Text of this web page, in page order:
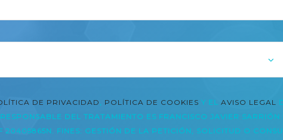
DE PRIVACIDAD , POLÍTICA DE COOKIES Y EL AVISO LEGAL
DEL TRATAMIENTO ES FRANCISCO JAVIER
20405865N. FINES: GESTIÓN DE LA PETICIÓN, SOLICITUD O